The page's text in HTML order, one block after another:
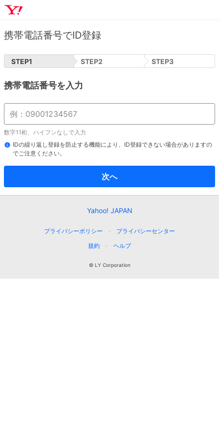
携帯電話番号でID登録
STEP1 STEP2 STEP3
携帯電話番号を入力
数字11桁、ハイフンなしで入力
IDの繰り返し登録を防止する機能により、ID登録できない場合がありますの
でご注意ください。
次へ
Yahoo! JAPAN
プライバシーポリシー
プライバシーセンター
規約
ヘルプ
© LY Corporation